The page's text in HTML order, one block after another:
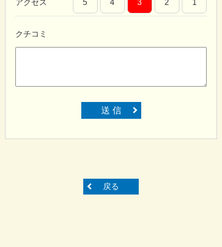
アクセス 5 4 3 2 1
クチコミ
送 信
戻る